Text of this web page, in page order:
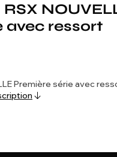
avec ressort
Première série avec